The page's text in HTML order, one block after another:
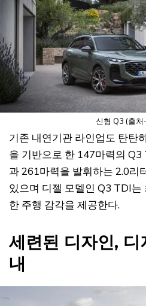
신형 Q3 (출처
기존 내연기관 라인업도 탄탄
을 기반으로 한 147마력의 Q3
과 261마력을 발휘하는 2.0리
있으며 디젤 모델인 Q3 TDI
한 주행 감각을 제공한다.
세련된 디자인, 디
내